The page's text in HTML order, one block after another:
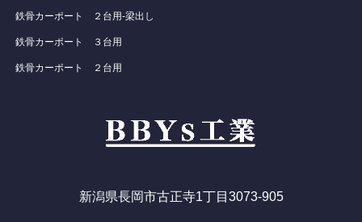
鉄骨カーポート ２台用-梁出し
鉄骨カーポート ３台用
鉄骨カーポート ２台用
新潟県長岡市古正寺1丁目3073-905